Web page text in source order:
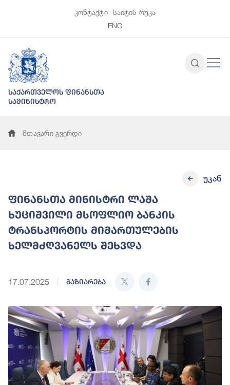
კონტაქტი
საიტის რუკა
ENG
საქართველოს ფინანსთა
სამინისტრო
მთავარი გვერდი
ფინანსთა მინისტრი ლაშა
ხუციშვილი მსოფლიო ბანკის
ტრანსპორტის მიმართულების
ხელმძღვანელს შეხვდა
17.07.2025 გაზიარება
უკან